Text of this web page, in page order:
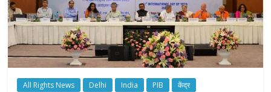
All Rights News Delhi India PIB केंद्र